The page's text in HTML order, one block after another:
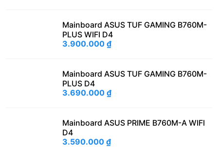
Mainboard ASUS TUF GAMING B760M-
PLUS WIFI D4
3.900.000 ₫
Mainboard ASUS TUF GAMING B760M-
PLUS D4
3.690.000 ₫
Mainboard ASUS PRIME B760M-A WIFI
D4
3.590.000 ₫